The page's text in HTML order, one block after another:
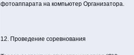
фотоаппарата на компьютер Организатора.
12. Проведение соревнования